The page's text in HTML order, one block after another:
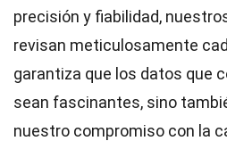
precisión y fiabilidad,
revisan meticulosamente
garantiza que los datos que
sean fascinantes, sino
nuestro compromiso con la